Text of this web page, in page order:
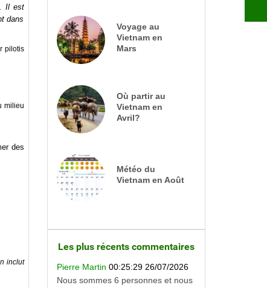
Il est
dans
pilotis
milieu
des
inclut
Voyage au
Vietnam en
Mars
Où partir au
Vietnam en
Avril?
Météo du
Vietnam en Août
Les plus récents commentaires
Pierre Martin 00:25:29 26/07/2026
Nous sommes 6 personnes et nous